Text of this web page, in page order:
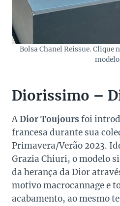
Bolsa Chanel Reissue. Clique
Diorissimo –
ADior Toujours foi
francesa durante sua
Primavera/Verão 2023.
Grazia Chiuri, o modelo
da herança da Dior
motivo macrocannage e
acabamento, ao mesmo